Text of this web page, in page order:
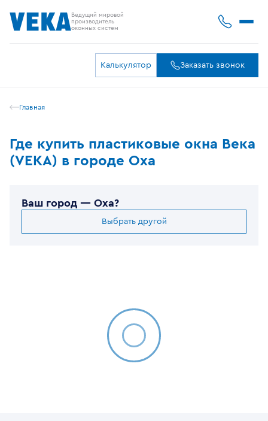
Ведущий мировой
производитель
оконных систем
Калькулятор Заказать звонок
Главная
Где купить пластиковые окна Века
(VEKA) в городе Оха
Ваш город — Оха?
Выбрать другой